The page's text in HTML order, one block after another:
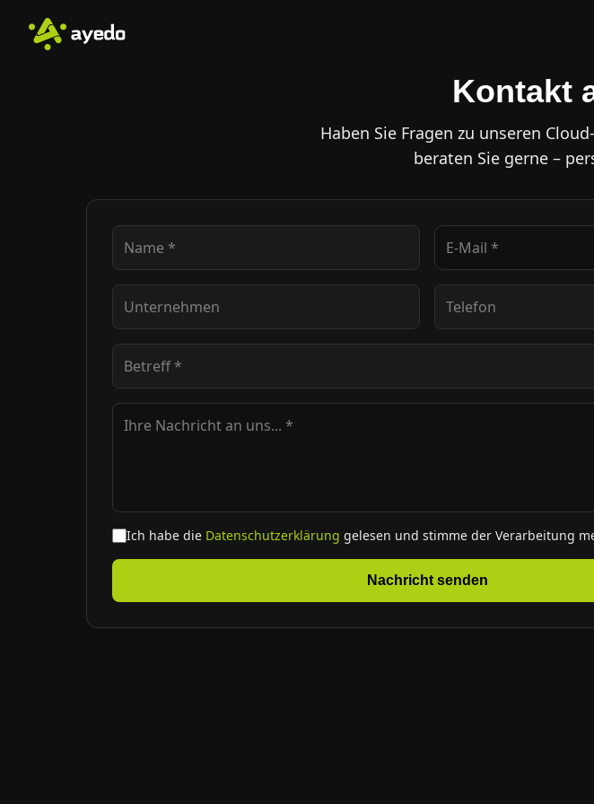
Kontakt
Haben Sie Fragen zu unseren
beraten Sie gerne –
Ich habe die Datenschutzerklärung gelesen und stimme der Verarbeitung
Nachricht senden